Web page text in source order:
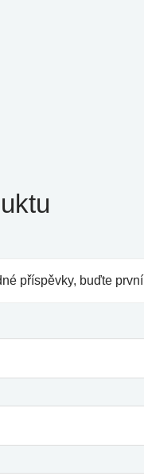
příspěvky, buďte